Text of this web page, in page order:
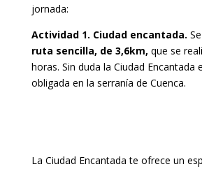
jornada:
Actividad 1. Ciudad encantada.
ruta sencilla, de 3,6km, que se
horas. Sin duda la Ciudad Encantada
obligada en la serranía de Cuenca.
La Ciudad Encantada te ofrece un